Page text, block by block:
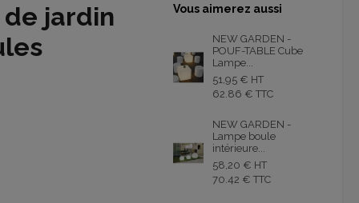
jardin
Vous aimerez aussi
NEW GARDEN -
POUF-TABLE Cube
Lampe...
51,95 € HT
62.86 € TTC
NEW GARDEN -
Lampe boule
intérieure...
58,20 € HT
70.42 € TTC